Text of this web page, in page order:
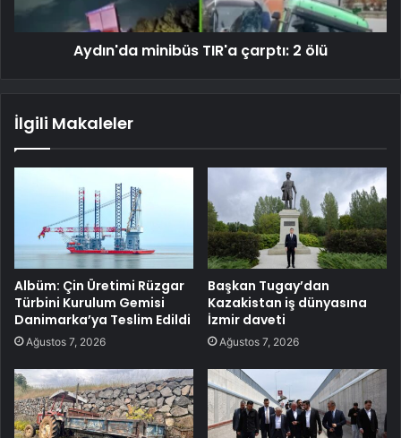
Aydın'da minibüs TIR'a çarptı: 2 ölü
İlgili Makaleler
Albüm: Çin Üretimi Rüzgar
Türbini Kurulum Gemisi
Danimarka’ya Teslim Edildi
Ağustos 7, 2026
Başkan Tugay’dan
Kazakistan iş dünyasına
İzmir daveti
Ağustos 7, 2026